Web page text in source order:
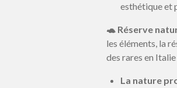
esthétique et
🐢 Réserve
les éléments, la
des rares en
La nature